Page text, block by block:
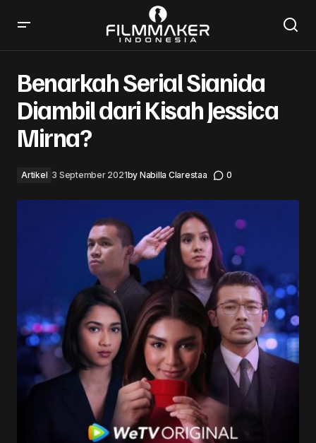
Benarkah Serial Sianida
Diambil dari Kisah Jessica
Mirna?
Artikel 3 September 2021by Nabilla Clarestaa 0